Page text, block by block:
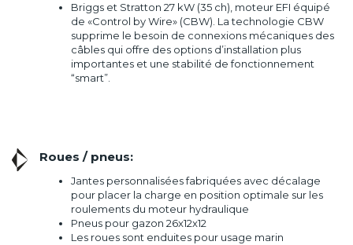
Briggs et Stratton 27 kW (35 ch), moteur EFI équipé
de «Control by Wire» (CBW). La technologie CBW
supprime le besoin de connexions mécaniques des
câbles qui offre des options d’installation plus
importantes et une stabilité de fonctionnement
“smart”.
Roues / pneus:
Jantes personnalisées fabriquées avec décalage
pour placer la charge en position optimale sur les
roulements du moteur hydraulique
Pneus pour gazon 26x12x12
Les roues sont enduites pour usage marin